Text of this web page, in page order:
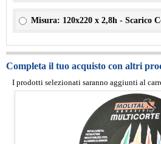
Misura: 120x220 x 2,8h - Scarico
Completa il tuo acquisto con altri
I prodotti selezionati saranno aggiunti al